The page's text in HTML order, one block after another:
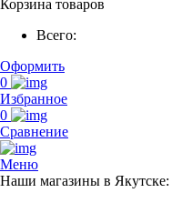
Корзина товаров
Всего:
Оформить
0
Избранное
0
Сравнение
Меню
Наши магазины в Якутске: